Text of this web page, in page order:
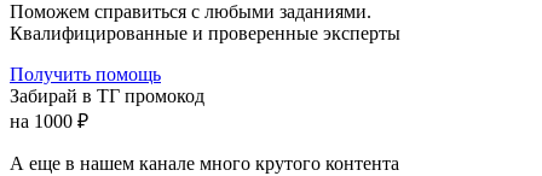
Поможем справиться с любыми заданиями.
Квалифицированные и проверенные эксперты
Получить помощь
Забирай в ТГ промокод
на 1000 ₽
А еще в нашем канале много крутого контента